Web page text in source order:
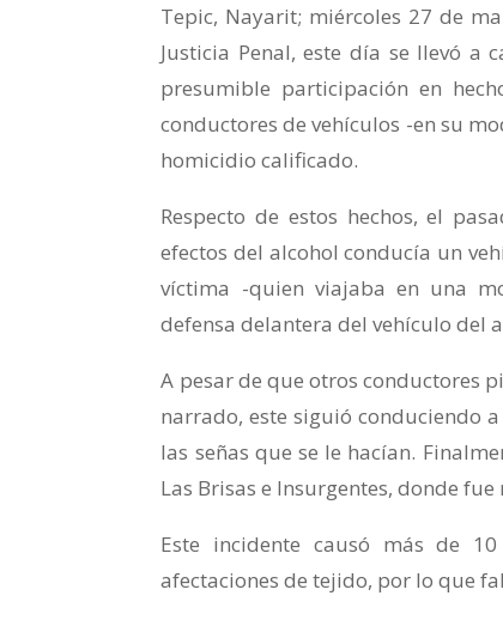
Tepic, Nayarit; miércoles 27 de
Justicia Penal, este día se llevó a
presumible participación en
conductores de vehículos -en su
homicidio calificado.
Respecto de estos hechos, el
efectos del alcohol conducía un
víctima -quien viajaba en una
defensa delantera del vehículo del
A pesar de que otros conductores
narrado, este siguió conduciendo
las señas que se le hacían.
Las Brisas e Insurgentes, donde
Este incidente causó más de
afectaciones de tejido, por lo que